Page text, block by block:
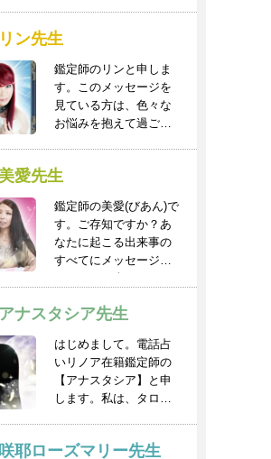
リン先生
鑑定師のリンと申しま
す。このメッセージを
見ている方は、色々な
お悩みを抱えて過ごし
美愛先生
鑑定師の美愛(びあん)で
す。ご存知ですか？あ
なたに起こる出来事の
すべてにメッセージと
アナスタシア先生
はじめまして。電話占
いリノア在籍鑑定師の
【アナスタシア】と申
します。私は、タロッ
咲耶ローズマリー先生